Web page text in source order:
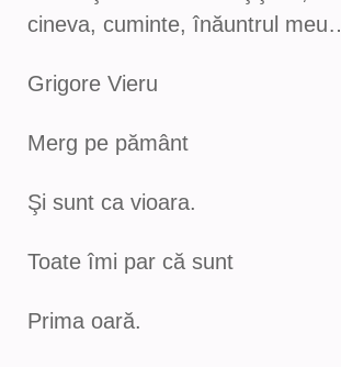
cineva, cuminte, înăuntrul
Grigore Vieru
Merg pe pământ
Şi sunt ca vioara.
Toate îmi par că sunt
Prima oară.